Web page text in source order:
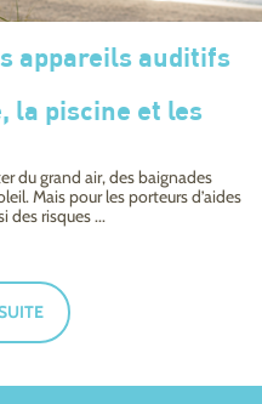
appareils auditifs
la piscine et les
du grand air, des baignades
Mais pour les porteurs d’aides
des risques ...